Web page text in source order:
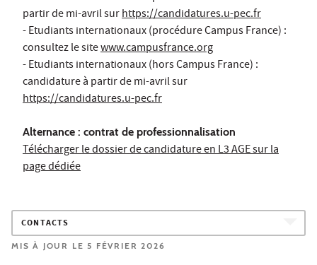
partir de mi-avril surhttps://candidatures.u-pec.fr
- Etudiants internationaux (procédure Campus France) :
consultez le sitewww.campusfrance.org
- Etudiants internationaux (hors Campus France) :
candidature à partir de mi-avril sur
https://candidatures.u-pec.fr
Alternance : contrat de professionnalisation
Télécharger le dossier de candidature en L3 AGE sur la
page dédiée
CONTACTS
MIS À JOUR LE 5 FÉVRIER 2026